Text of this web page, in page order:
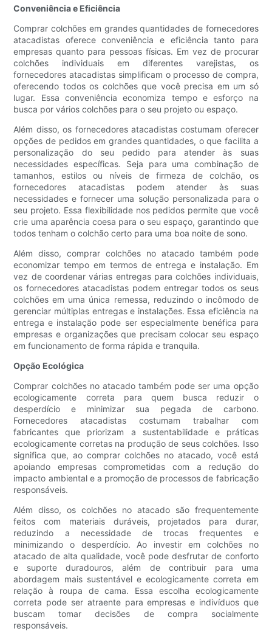
Conveniência e Eficiência
Comprar colchões em grandes quantidades de fornecedores
atacadistas oferece conveniência e eficiência tanto para
empresas quanto para pessoas físicas. Em vez de procurar
colchões individuais em diferentes varejistas, os
fornecedores atacadistas simplificam o processo de compra,
oferecendo todos os colchões que você precisa em um só
lugar. Essa conveniência economiza tempo e esforço na
busca por vários colchões para o seu projeto ou espaço.
Além disso, os fornecedores atacadistas costumam oferecer
opções de pedidos em grandes quantidades, o que facilita a
personalização do seu pedido para atender às suas
necessidades específicas. Seja para uma combinação de
tamanhos, estilos ou níveis de firmeza de colchão, os
fornecedores atacadistas podem atender às suas
necessidades e fornecer uma solução personalizada para o
seu projeto. Essa flexibilidade nos pedidos permite que você
crie uma aparência coesa para o seu espaço, garantindo que
todos tenham o colchão certo para uma boa noite de sono.
Além disso, comprar colchões no atacado também pode
economizar tempo em termos de entrega e instalação. Em
vez de coordenar várias entregas para colchões individuais,
os fornecedores atacadistas podem entregar todos os seus
colchões em uma única remessa, reduzindo o incômodo de
gerenciar múltiplas entregas e instalações. Essa eficiência na
entrega e instalação pode ser especialmente benéfica para
empresas e organizações que precisam colocar seu espaço
em funcionamento de forma rápida e tranquila.
Opção Ecológica
Comprar colchões no atacado também pode ser uma opção
ecologicamente correta para quem busca reduzir o
desperdício e minimizar sua pegada de carbono.
Fornecedores atacadistas costumam trabalhar com
fabricantes que priorizam a sustentabilidade e práticas
ecologicamente corretas na produção de seus colchões. Isso
significa que, ao comprar colchões no atacado, você está
apoiando empresas comprometidas com a redução do
impacto ambiental e a promoção de processos de fabricação
responsáveis.
Além disso, os colchões no atacado são frequentemente
feitos com materiais duráveis, projetados para durar,
reduzindo a necessidade de trocas frequentes e
minimizando o desperdício. Ao investir em colchões no
atacado de alta qualidade, você pode desfrutar de conforto
e suporte duradouros, além de contribuir para uma
abordagem mais sustentável e ecologicamente correta em
relação à roupa de cama. Essa escolha ecologicamente
correta pode ser atraente para empresas e indivíduos que
buscam tomar decisões de compra socialmente
responsáveis.